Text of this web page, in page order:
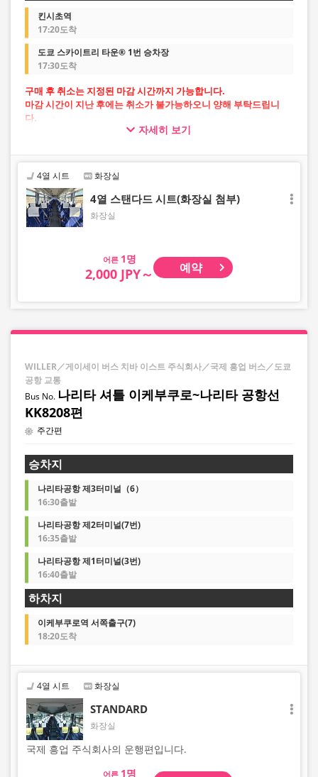
킨시초역
17:20도착
도쿄 스카이트리 타운® 1번 승차장
17:30도착
구매 후 취소는 지정된 마감 시간까지 가능합니다.
마감 시간이 지난 후에는 취소가 불가능하오니 양해 부탁드립니
다.
・공항 출발: 출발지 출발 시각 10분 전까지
자세히 보기
4열 시트 화장실
4열 스탠다드 시트(화장실 첨부)
화장실
어른
2,000 JPY～ 예약
WILLER／게이세이 버스 치바 이스트 주식회사／국제 흥업 버스／도쿄
공항 교통
나리타 셔틀 이케부쿠로~나리타 공항선
KK8208편
주간편
승차지
나리타공항 제3터미널（6）
16:30출발
나리타공항 제2터미널(7번)
16:35출발
나리타공항 제1터미널(3번)
16:40출발
하차지
이케부쿠로역 서쪽출구(7)
18:20도착
4열 시트 화장실
STANDARD
화장실
국제 흥업 주식회사의 운행편입니다.
어른